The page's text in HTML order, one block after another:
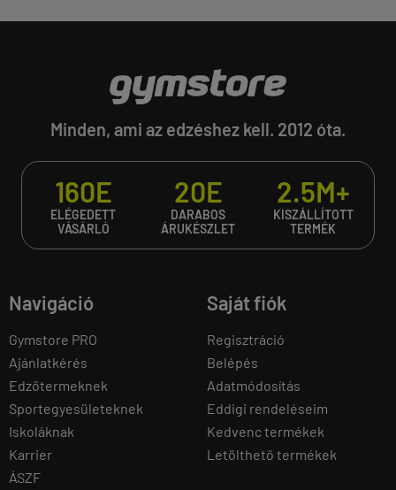
Minden, ami az edzéshez kell. 2012 óta.
160E
ELÉGEDETT
VÁSÁRLÓ
20E
DARABOS
ÁRUKÉSZLET
2.5M+
KISZÁLLÍTOTT
TERMÉK
Navigáció
Gymstore PRO
Ajánlatkérés
Edzőtermeknek
Sportegyesületeknek
Iskoláknak
Karrier
ÁSZF
Saját fiók
Regisztráció
Belépés
Adatmódosítás
Eddigi rendeléseim
Kedvenc termékek
Letölthető termékek